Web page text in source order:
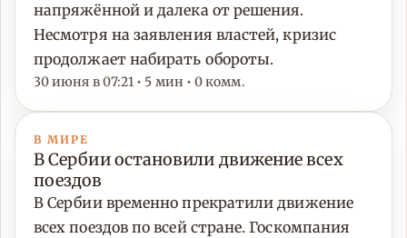
напряжённой и далека от решения.
Несмотря на заявления властей, кризис
продолжает набирать обороты.
30 июня в 07:21 • 5 мин • 0 комм.
В МИРЕ
В Сербии остановили движение всех
поездов
В Сербии временно прекратили движение
всех поездов по всей стране. Госкомпания